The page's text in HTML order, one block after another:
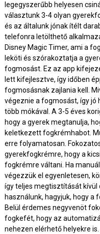
legegyszerűbb helyesen
választunk 3-4 olyan
és az általunk jónak ítélt
telefonra letölthető
Disney Magic Timer, ami a
leköti és szórakoztatja a
fogmosást. Ez az app
lett kifejlesztve, így időben
fogmosásnak zajlania kell.
végeznie a fogmosást, így jó
több mókával. A 3-5 éves
hogy a gyerek megtanulja,
keletkezett fogkrémhabot.
erre folyamatosan.
gyerekfogkrémre, hogy a
fogkrémre váltani. Ha
végezzük el egyenletesen,
így teljes megtisztítását kívül
használunk, hagyjuk, hogy a
Belül érdemes negyvenöt
fogkefét, hogy az
nehezen elérhető helyekre is.